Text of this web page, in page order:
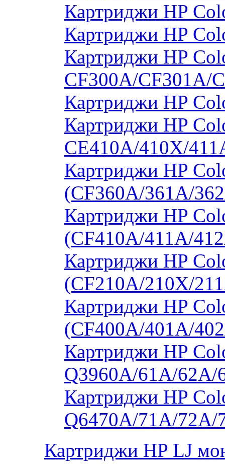
Картриджи HP
Картриджи HP
Картриджи HP
CF300A/CF301A/
Картриджи HP
Картриджи HP
CE410A/410X/
Картриджи HP
(CF360A/361A/
Картриджи HP
(CF410A/411A/
Картриджи HP
(CF210A/210X/
Картриджи HP
(CF400A/401A/
Картриджи HP
Q3960A/61A/
Картриджи HP
Q6470A/71A/
Картриджи HP LJ